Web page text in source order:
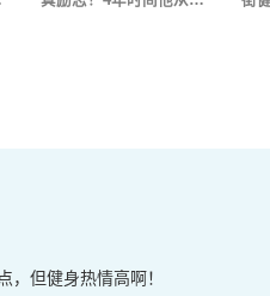
，但健身热情高啊！